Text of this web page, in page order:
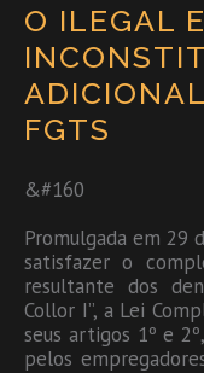
O ILEGAL E
FGTS
&#160
Promulgada em 29
satisfazer o
resultante dos
Collor I”, a Lei
seus artigos 1º e
pelos